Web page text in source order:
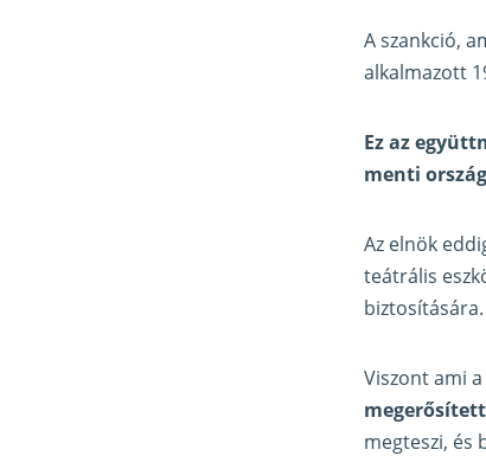
A szankció,
alkalmazott
Ez az
menti
Az elnök
teátrális
Viszont ami
megteszi, és